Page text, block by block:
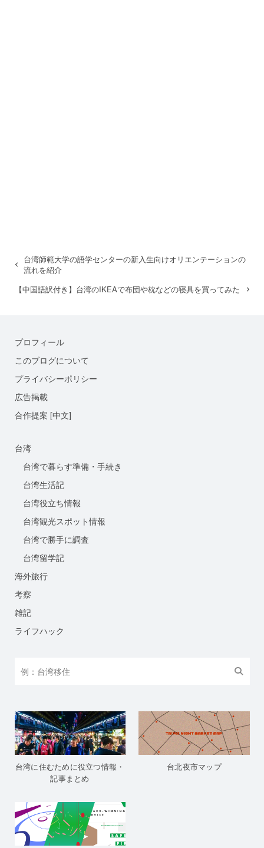
台湾師範大学の語学センターの新入生向けオリエンテーションの
流れを紹介
【中国語訳付き】台湾のIKEAで布団や枕などの寝具を買ってみた
プロフィール
このブログについて
プライバシーポリシー
広告掲載
合作提案 [中文]
台湾
台湾で暮らす準備・手続き
台湾生活記
台湾役立ち情報
台湾観光スポット情報
台湾で勝手に調査
台湾留学記
海外旅行
考察
雑記
ライフハック
台湾に住むために役立つ情報・
記事まとめ
台北夜市マップ